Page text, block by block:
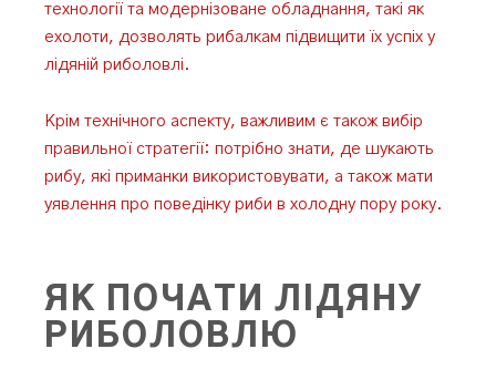
технології та модернізоване обладнання, такі як
ехолоти, дозволять рибалкам підвищити їх успіх у
лідяній риболовлі.
Крім технічного аспекту, важливим є також вибір
правильної стратегії: потрібно знати, де шукають
рибу, які приманки використовувати, а також мати
уявлення про поведінку риби в холодну пору року.
ЯК ПОЧАТИ ЛІДЯНУ
РИБОЛОВЛЮ